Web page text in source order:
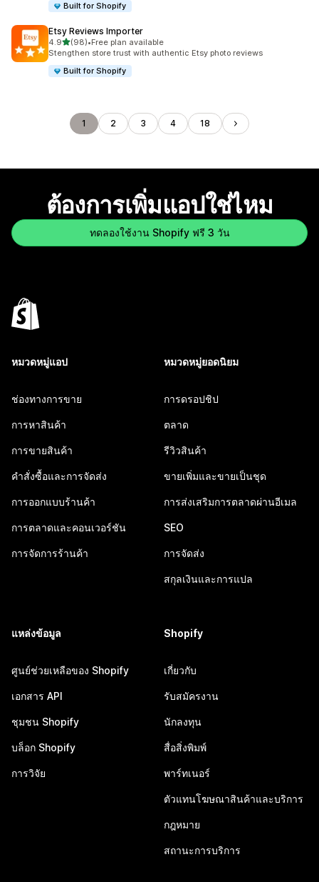
Built for Shopify
Etsy Reviews Importer
4.9เต็ม 5 ดาว
(98)
ทั้งหมด 98 รีวิว
•Free plan available
Stengthen store trust with authentic Etsy photo reviews
Built for Shopify
1 2 3 4 18
ต้องการเพิ่มแอปใช่ไหม
ทดลองใช้งาน Shopify ฟรี 3 วัน
หมวดหมู่แอป
ช่องทางการขาย
การหาสินค้า
การขายสินค้า
คำสั่งซื้อและการจัดส่ง
การออกแบบร้านค้า
การตลาดและคอนเวอร์ชัน
การจัดการร้านค้า
หมวดหมู่ยอดนิยม
การดรอปชิป
ตลาด
รีวิวสินค้า
ขายเพิ่มและขายเป็นชุด
การส่งเสริมการตลาดผ่านอีเมล
SEO
การจัดส่ง
สกุลเงินและการแปล
แหล่งข้อมูล
ศูนย์ช่วยเหลือของ Shopify
เอกสาร API
ชุมชน Shopify
บล็อก Shopify
การวิจัย
Shopify
เกี่ยวกับ
รับสมัครงาน
นักลงทุน
สื่อสิ่งพิมพ์
พาร์ทเนอร์
ตัวแทนโฆษณาสินค้าและบริการ
กฎหมาย
สถานะการบริการ